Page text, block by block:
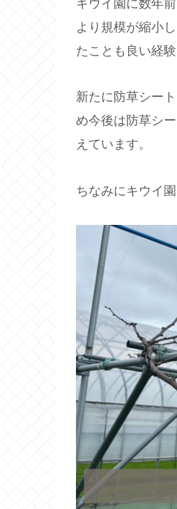
キウイ園に数年
より規模が縮小
たことも良い経
新たに防草シー
め今後は防草シ
えています。
ちなみにキウイ